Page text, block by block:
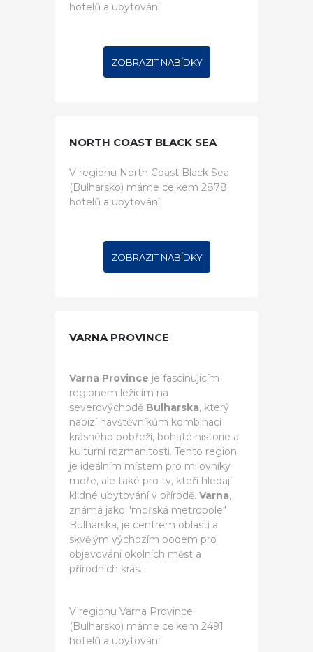
hotelů a ubytování.
ZOBRAZIT NABÍDKY
NORTH COAST BLACK SEA
V regionu North Coast Black Sea
(Bulharsko) máme celkem 2878
hotelů a ubytování.
ZOBRAZIT NABÍDKY
VARNA PROVINCE
Varna Province je fascinujícím
regionem ležícím na
severovýchodě Bulharska, který
nabízí návštěvníkům kombinaci
krásného pobřeží, bohaté historie a
kulturní rozmanitosti. Tento region
je ideálním místem pro milovníky
moře, ale také pro ty, kteří hledají
klidné ubytování v přírodě. Varna,
známá jako "mořská metropole"
Bulharska, je centrem oblasti a
skvělým výchozím bodem pro
objevování okolních měst a
přírodních krás.
V regionu Varna Province
(Bulharsko) máme celkem 2491
hotelů a ubytování.